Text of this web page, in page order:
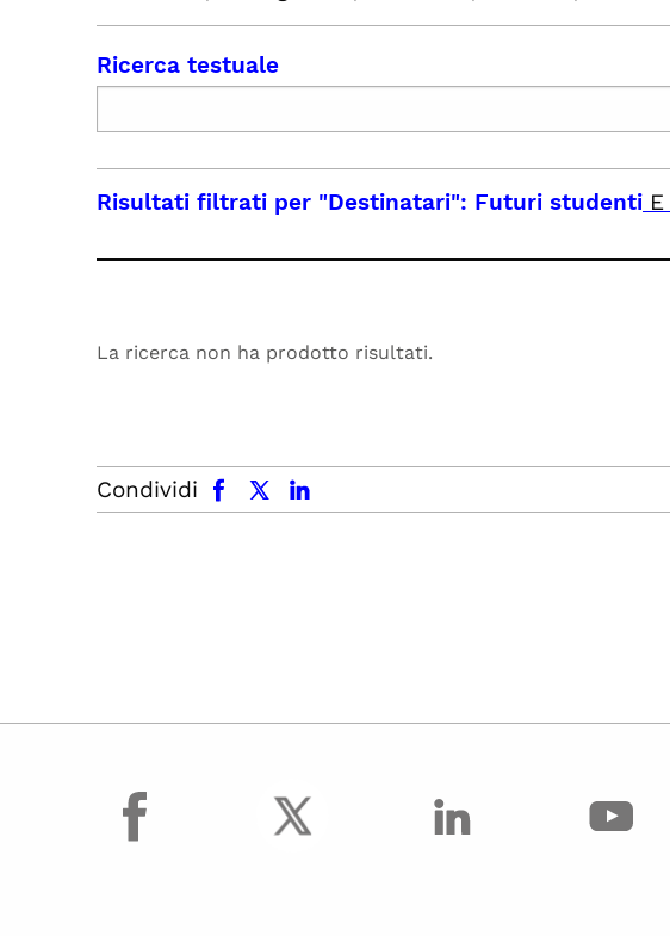
Ricerca testuale
Risultati filtrati per "Destinatari": Futuri studenti E
La ricerca non ha prodotto risultati.
Condividi
facebook x.com linkedin
facebook